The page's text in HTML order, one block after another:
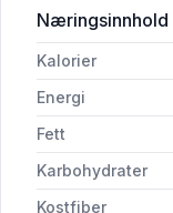
Næringsinnhold
Kalorier
Energi
Fett
Karbohydrater
Kostfiber